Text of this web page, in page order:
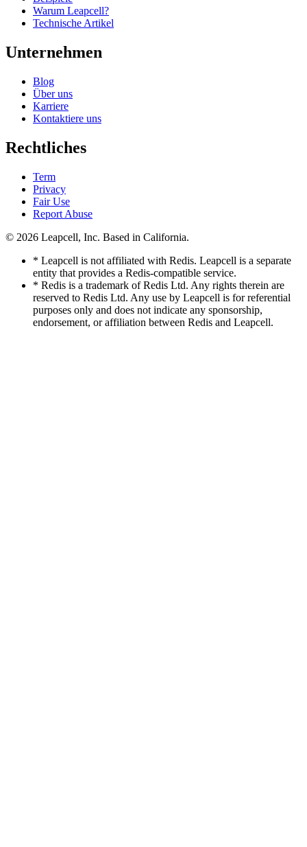
Warum Leapcell?
Technische Artikel
Unternehmen
Blog
Über uns
Karriere
Kontaktiere uns
Rechtliches
Term
Privacy
Fair Use
Report Abuse
© 2026 Leapcell, Inc. Based in California.
* Leapcell is not affiliated with Redis. Leapcell is a separate
entity that provides a Redis-compatible service.
* Redis is a trademark of Redis Ltd. Any rights therein are
reserved to Redis Ltd. Any use by Leapcell is for referential
purposes only and does not indicate any sponsorship,
endorsement, or affiliation between Redis and Leapcell.